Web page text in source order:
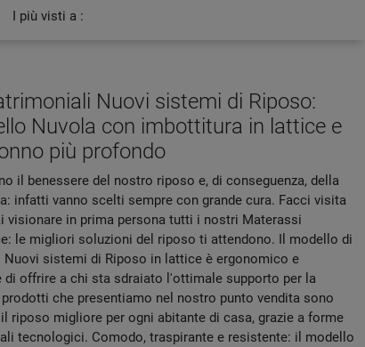
I più visti a :
Nuovi sistemi di Riposo:
Nuvola con imbottitura in lattice e
più profondo
il benessere del nostro riposo e, di conseguenza, della
infatti vanno scelti sempre con grande cura. Facci visita
visionare in prima persona tutti i nostri Materassi
le migliori soluzioni del riposo ti attendono. Il modello di
Nuovi sistemi di Riposo in lattice è ergonomico e
di offrire a chi sta sdraiato l'ottimale supporto per la
che presentiamo nel nostro punto vendita sono
riposo migliore per ogni abitante di casa, grazie a forme
tecnologici. Comodo, traspirante e resistente: il modello